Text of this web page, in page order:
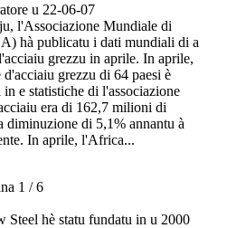
u 22-06-07
l'Associazione Mundiale di
hà publicatu i dati mundiali di a
grezzu in aprile. In aprile,
grezzu di 64 paesi è
e statistiche di l'associazione
era di 162,7 milioni di
diminuzione di 5,1% annantu à
In aprile, l'Africa...
1 / 6
hè statu fundatu in u 2000